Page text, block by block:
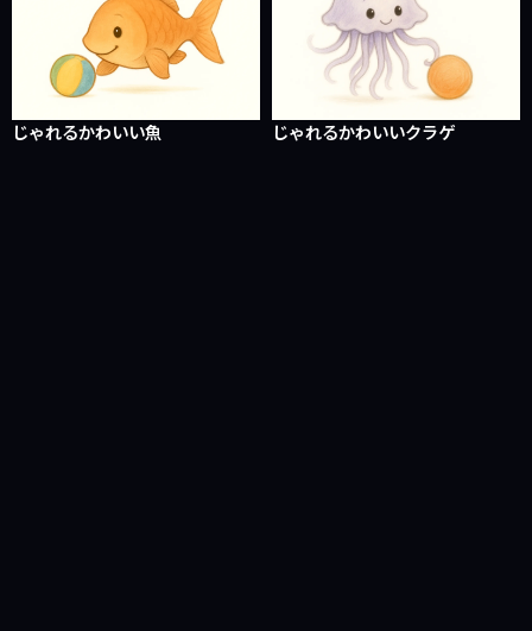
じゃれるかわいい魚 じゃれるかわいいクラゲ